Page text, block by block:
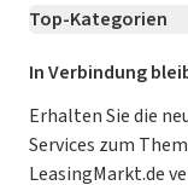
Karriere Jetzt
Für Händler
Kooperation mit
AGB
Kontakt
Ratgeber
Magazin
Datenschutz-
Top-Kategorien
Leasing Deals
Gebrauchtwagen
Leasing ohne
In Verbindung
Erhalten Sie die
Services zum
LeasingMarkt.de